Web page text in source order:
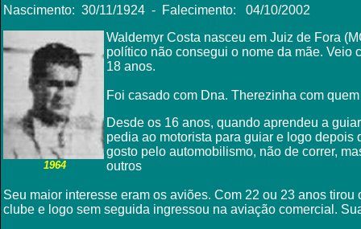
Nascimento: 30/11/1924 - Falecimento: 04/10/2002
1964
Waldemyr Costa nasceu em Juiz de Fora
político não consegui o nome da mãe. Veio
18 anos.
Foi casado com Dna. Therezinha com
Desde os 16 anos, quando aprendeu a
pedia ao motorista para guiar e logo
gosto pelo automobilismo, não de correr,
outros
Seu maior interesse eram os aviões. Com 22 ou 23 anos
clube e logo sem seguida ingressou na aviação comercial.